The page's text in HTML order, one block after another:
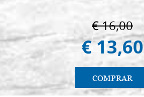
€ 16,00
€ 13,60
COMPRAR